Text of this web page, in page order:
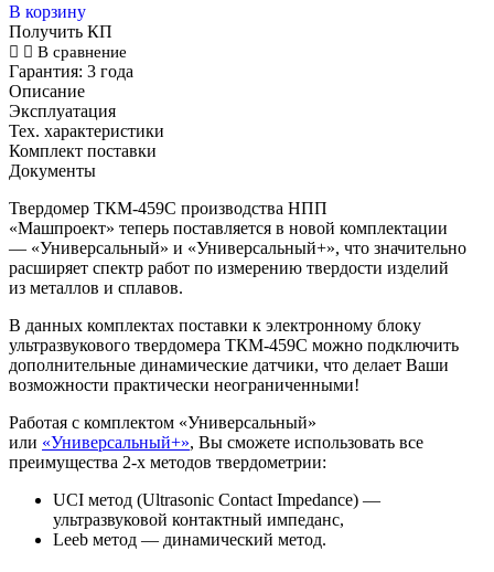
В корзину
Получить КП
В сравнение
Гарантия: 3 года
Описание
Эксплуатация
Тех. характеристики
Комплект поставки
Документы
Твердомер ТКМ-459С производства НПП
«Машпроект» теперь поставляется в новой комплектации
— «Универсальный» и «Универсальный+», что значительно
расширяет спектр работ по измерению твердости изделий
из металлов и сплавов.
В данных комплектах поставки к электронному блоку
ультразвукового твердомера ТКМ-459С можно подключить
дополнительные динамические датчики, что делает Ваши
возможности практически неограниченными!
Работая с комплектом «Универсальный»
или «Универсальный+», Вы сможете использовать все
преимущества 2-х методов твердометрии:
UCI метод (Ultrasonic Contact Impedance) —
ультразвуковой контактный импеданс,
Leeb метод — динамический метод.